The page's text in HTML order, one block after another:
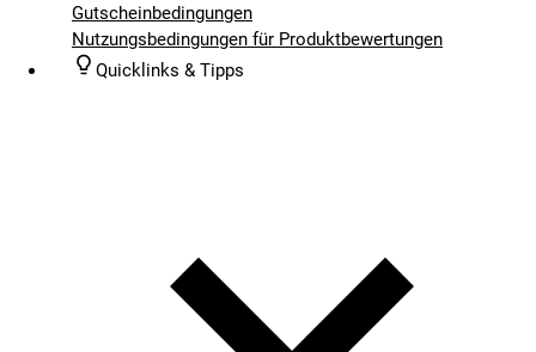
Gutscheinbedingungen
Nutzungsbedingungen für Produktbewertungen
Quicklinks & Tipps